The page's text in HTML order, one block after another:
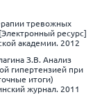
тревожных
ресурс]
академии. 2012
З.В. Анализ
гипертензией при
итоги)
журнал. 2011